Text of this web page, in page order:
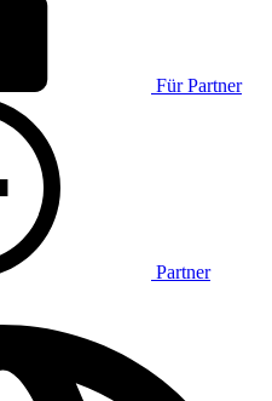
Für Partner
Partner